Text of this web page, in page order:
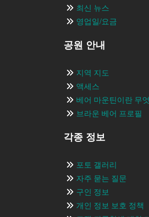
최신 뉴스
영업일/요금
공원 안내
지역 지도
액세스
베어 마운틴이란 무
브라운 베어 프로필
각종 정보
포토 갤러리
자주 묻는 질문
구인 정보
개인 정보 보호 정책